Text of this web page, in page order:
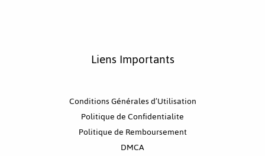
Liens Importants
Conditions Générales d’Utilisation
Politique de Confidentialite
Politique de Remboursement
DMCA